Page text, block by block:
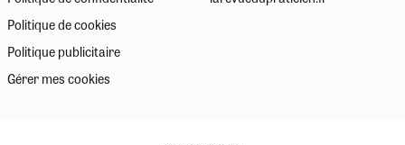
Politique de cookies
Politique publicitaire
Gérer mes cookies